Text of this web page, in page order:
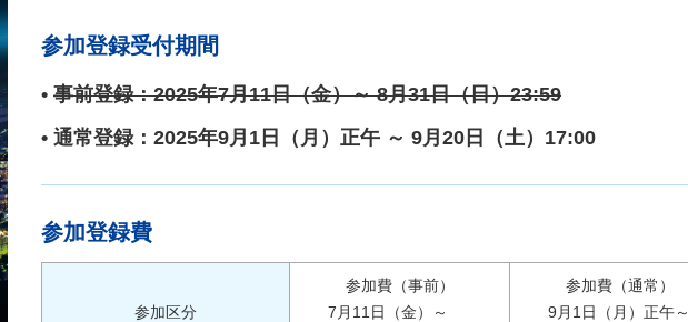
参加登録受付期間
• 事前登録：2025年7月11日（金）～ 8月31日（日）23:59
• 通常登録：2025年9月1日（月）正午 ～ 9月20日（土）17:00
参加登録費
参加区分
参加費（事前）
7月11日（金）～
参加費（通常）
9月1日（月）正午～